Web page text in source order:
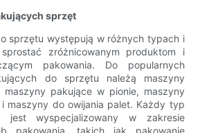
sprzęt
sprzętu występują w różnych typach i
zróżnicowanym produktom i
pakowania. Do popularnych
do sprzętu należą maszyny
pakujące w pionie, maszyny
i maszyny do owijania palet. Każdy typ
jest wyspecjalizowany w zakresie